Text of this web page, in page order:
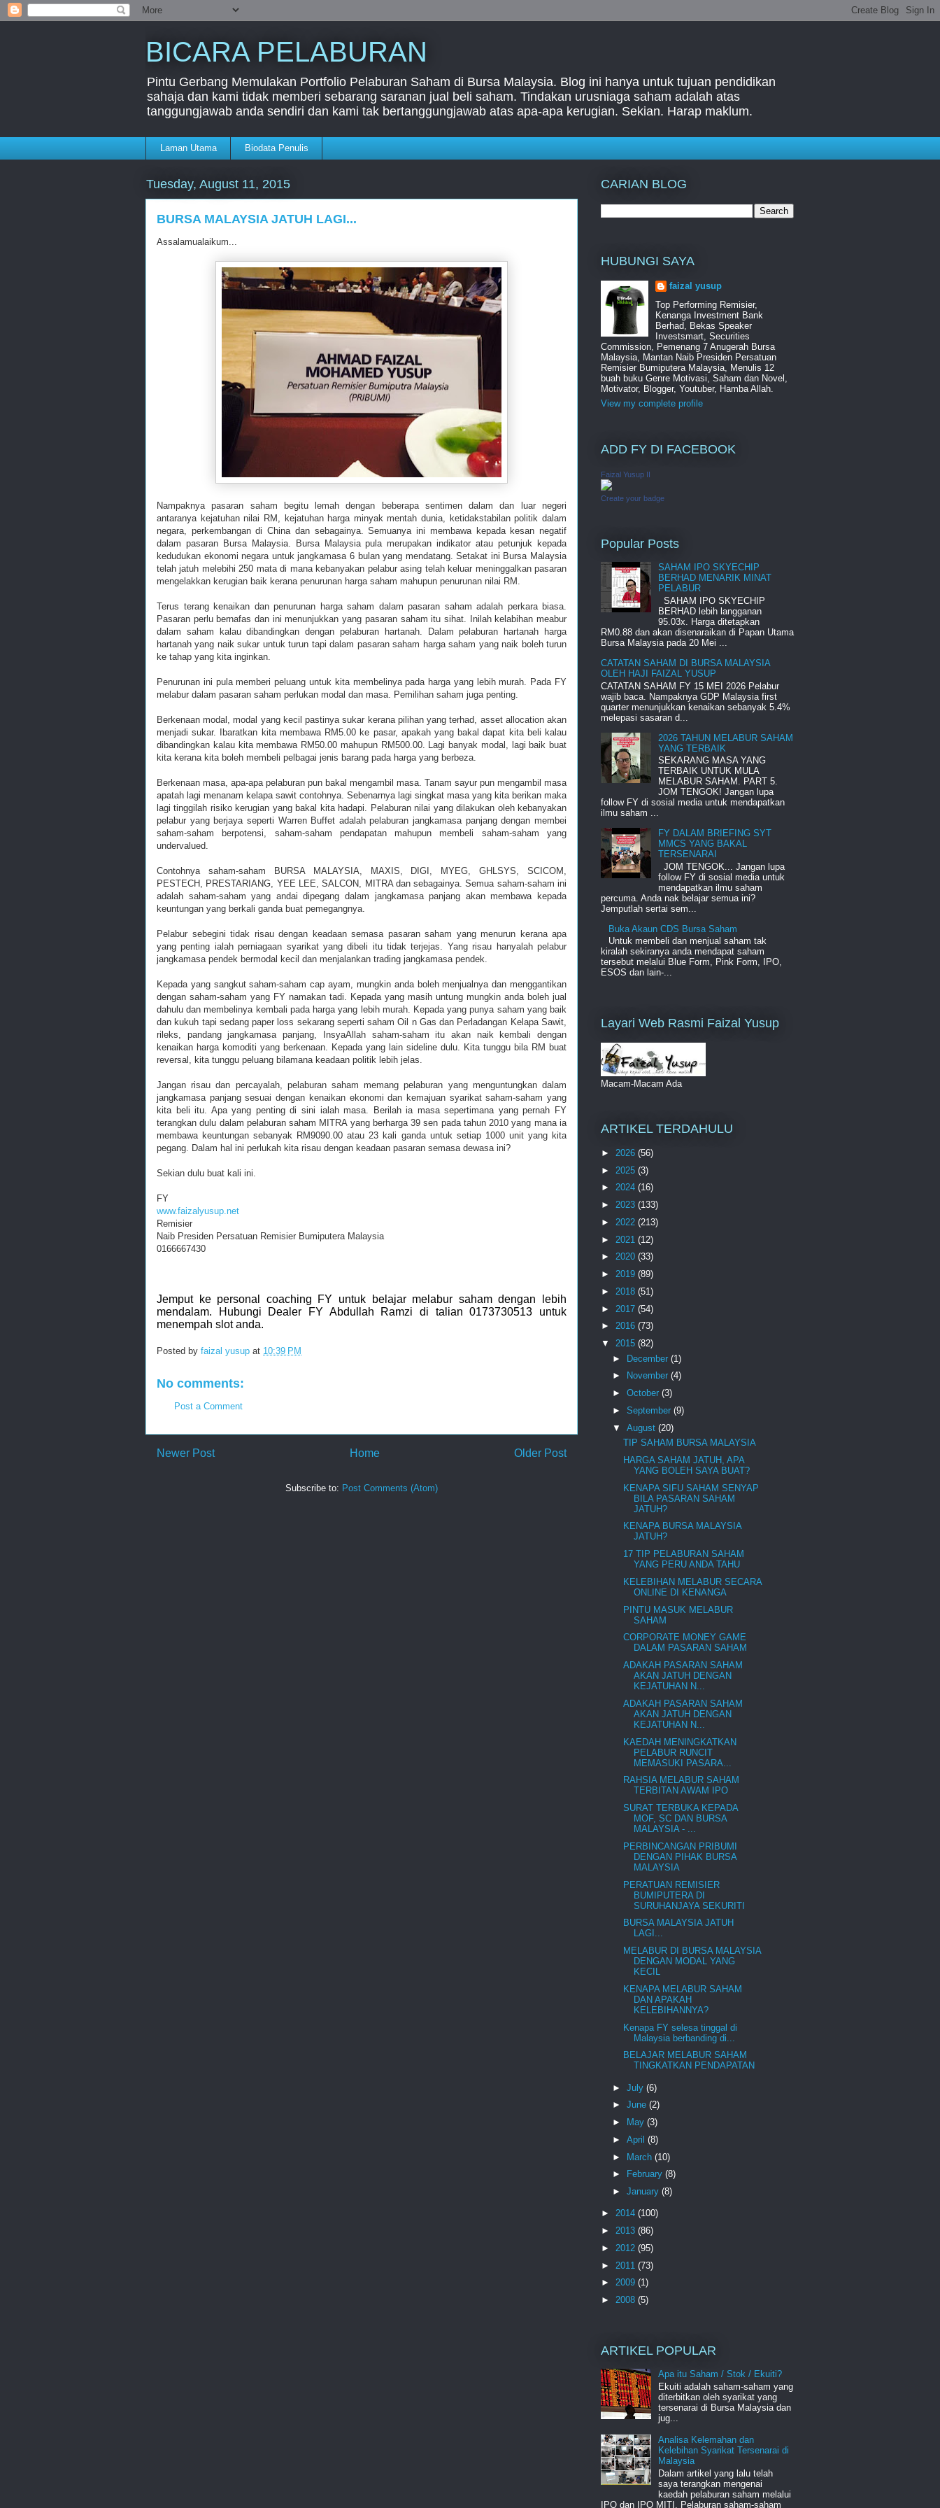
BICARA PELABURAN
Pintu Gerbang Memulakan Portfolio Pelaburan Saham di Bursa Malaysia. Blog ini hanya untuk tujuan pendidikan
sahaja dan kami tidak memberi sebarang saranan jual beli saham. Tindakan urusniaga saham adalah atas
tanggungjawab anda sendiri dan kami tak bertanggungjawab atas apa-apa kerugian. Sekian. Harap maklum.
Laman Utama Biodata Penulis
Tuesday, August 11, 2015
BURSA MALAYSIA JATUH LAGI...
Assalamualaikum...
Nampaknya pasaran saham begitu lemah dengan beberapa sentimen dalam dan luar negeri
antaranya kejatuhan nilai RM, kejatuhan harga minyak mentah dunia, ketidakstabilan politik dalam
negara, perkembangan di China dan sebagainya. Semuanya ini membawa kepada kesan negatif
dalam pasaran Bursa Malaysia. Bursa Malaysia pula merupakan indikator atau petunjuk kepada
kedudukan ekonomi negara untuk jangkamasa 6 bulan yang mendatang. Setakat ini Bursa Malaysia
telah jatuh melebihi 250 mata di mana kebanyakan pelabur asing telah keluar meninggalkan pasaran
mengelakkan kerugian baik kerana penurunan harga saham mahupun penurunan nilai RM.
Terus terang kenaikan dan penurunan harga saham dalam pasaran saham adalah perkara biasa.
Pasaran perlu bernafas dan ini menunjukkan yang pasaran saham itu sihat. Inilah kelabihan meabur
dalam saham kalau dibandingkan dengan pelaburan hartanah. Dalam pelaburan hartanah harga
hartanah yang naik sukar untuk turun tapi dalam pasaran saham harga saham yang naik boleh turun
ke tahap yang kita inginkan.
Penurunan ini pula memberi peluang untuk kita membelinya pada harga yang lebih murah. Pada FY
melabur dalam pasaran saham perlukan modal dan masa. Pemilihan saham juga penting.
Berkenaan modal, modal yang kecil pastinya sukar kerana pilihan yang terhad, asset allocation akan
menjadi sukar. Ibaratkan kita membawa RM5.00 ke pasar, apakah yang bakal dapat kita beli kalau
dibandingkan kalau kita membawa RM50.00 mahupun RM500.00. Lagi banyak modal, lagi baik buat
kita kerana kita boleh membeli pelbagai jenis barang pada harga yang berbeza.
Berkenaan masa, apa-apa pelaburan pun bakal mengambil masa. Tanam sayur pun mengambil masa
apatah lagi menanam kelapa sawit contohnya. Sebenarnya lagi singkat masa yang kita berikan maka
lagi tinggilah risiko kerugian yang bakal kita hadapi. Pelaburan nilai yang dilakukan oleh kebanyakan
pelabur yang berjaya seperti Warren Buffet adalah pelaburan jangkamasa panjang dengan membei
saham-saham berpotensi, saham-saham pendapatan mahupun membeli saham-saham yang
undervalued.
Contohnya saham-saham BURSA MALAYSIA, MAXIS, DIGI, MYEG, GHLSYS, SCICOM,
PESTECH, PRESTARIANG, YEE LEE, SALCON, MITRA dan sebagainya. Semua saham-saham ini
adalah saham-saham yang andai dipegang dalam jangkamasa panjang akan membawa kepada
keuntungan yang berkali ganda buat pemegangnya.
Pelabur sebegini tidak risau dengan keadaan semasa pasaran saham yang menurun kerana apa
yang penting ialah perniagaan syarikat yang dibeli itu tidak terjejas. Yang risau hanyalah pelabur
jangkamasa pendek bermodal kecil dan menjalankan trading jangkamasa pendek.
Kepada yang sangkut saham-saham cap ayam, mungkin anda boleh menjualnya dan menggantikan
dengan saham-saham yang FY namakan tadi. Kepada yang masih untung mungkin anda boleh jual
dahulu dan membelinya kembali pada harga yang lebih murah. Kepada yang punya saham yang baik
dan kukuh tapi sedang paper loss sekarang seperti saham Oil n Gas dan Perladangan Kelapa Sawit,
rileks, pandang jangkamasa panjang, InsyaAllah saham-saham itu akan naik kembali dengan
kenaikan harga komoditi yang berkenaan. Kepada yang lain sideline dulu. Kita tunggu bila RM buat
reversal, kita tunggu peluang bilamana keadaan politik lebih jelas.
Jangan risau dan percayalah, pelaburan saham memang pelaburan yang menguntungkan dalam
jangkamasa panjang sesuai dengan kenaikan ekonomi dan kemajuan syarikat saham-saham yang
kita beli itu. Apa yang penting di sini ialah masa. Berilah ia masa sepertimana yang pernah FY
terangkan dulu dalam pelaburan saham MITRA yang berharga 39 sen pada tahun 2010 yang mana ia
membawa keuntungan sebanyak RM9090.00 atau 23 kali ganda untuk setiap 1000 unit yang kita
pegang. Dalam hal ini perlukah kita risau dengan keadaan pasaran semasa dewasa ini?
Sekian dulu buat kali ini.
FY
www.faizalyusup.net
Remisier
Naib Presiden Persatuan Remisier Bumiputera Malaysia
0166667430
Jemput ke personal coaching FY untuk belajar melabur saham dengan lebih
mendalam. Hubungi Dealer FY Abdullah Ramzi di talian 0173730513 untuk
menempah slot anda.
Posted by faizal yusup at 10:39 PM
No comments:
Post a Comment
Newer Post Older Post
Home
Subscribe to: Post Comments (Atom)
CARIAN BLOG
HUBUNGI SAYA
faizal yusup
Top Performing Remisier,
Kenanga Investment Bank
Berhad, Bekas Speaker
Investsmart, Securities
Commission, Pemenang 7 Anugerah Bursa
Malaysia, Mantan Naib Presiden Persatuan
Remisier Bumiputera Malaysia, Menulis 12
buah buku Genre Motivasi, Saham dan Novel,
Motivator, Blogger, Youtuber, Hamba Allah.
View my complete profile
ADD FY DI FACEBOOK
Faizal Yusup II
Create your badge
Popular Posts
SAHAM IPO SKYECHIP
BERHAD MENARIK MINAT
PELABUR
SAHAM IPO SKYECHIP
BERHAD lebih langganan
95.03x. Harga ditetapkan
RM0.88 dan akan disenaraikan di Papan Utama
Bursa Malaysia pada 20 Mei ...
CATATAN SAHAM DI BURSA MALAYSIA
OLEH HAJI FAIZAL YUSUP
CATATAN SAHAM FY 15 MEI 2026 Pelabur
wajib baca. Nampaknya GDP Malaysia first
quarter menunjukkan kenaikan sebanyak 5.4%
melepasi sasaran d...
2026 TAHUN MELABUR SAHAM
YANG TERBAIK
SEKARANG MASA YANG
TERBAIK UNTUK MULA
MELABUR SAHAM. PART 5.
JOM TENGOK! Jangan lupa
follow FY di sosial media untuk mendapatkan
ilmu saham ...
FY DALAM BRIEFING SYT
MMCS YANG BAKAL
TERSENARAI
JOM TENGOK... Jangan lupa
follow FY di sosial media untuk
mendapatkan ilmu saham
percuma. Anda nak belajar semua ini?
Jemputlah sertai sem...
Buka Akaun CDS Bursa Saham
Untuk membeli dan menjual saham tak
kiralah sekiranya anda mendapat saham
tersebut melalui Blue Form, Pink Form, IPO,
ESOS dan lain-...
Layari Web Rasmi Faizal Yusup
Macam-Macam Ada
ARTIKEL TERDAHULU
► 2026 (56)
► 2025 (3)
► 2024 (16)
► 2023 (133)
► 2022 (213)
► 2021 (12)
► 2020 (33)
► 2019 (89)
► 2018 (51)
► 2017 (54)
► 2016 (73)
▼ 2015 (82)
► December (1)
►
November (4)
► October (3)
► September (9)
▼ August (20)
TIP SAHAM BURSA MALAYSIA
HARGA SAHAM JATUH, APA
YANG BOLEH SAYA BUAT?
KENAPA SIFU SAHAM SENYAP
BILA PASARAN SAHAM
JATUH?
KENAPA BURSA MALAYSIA
JATUH?
17 TIP PELABURAN SAHAM
YANG PERU ANDA TAHU
KELEBIHAN MELABUR SECARA
ONLINE DI KENANGA
PINTU MASUK MELABUR
SAHAM
CORPORATE MONEY GAME
DALAM PASARAN SAHAM
ADAKAH PASARAN SAHAM
AKAN JATUH DENGAN
KEJATUHAN N...
ADAKAH PASARAN SAHAM
AKAN JATUH DENGAN
KEJATUHAN N...
KAEDAH MENINGKATKAN
PELABUR RUNCIT
MEMASUKI PASARA...
RAHSIA MELABUR SAHAM
TERBITAN AWAM IPO
SURAT TERBUKA KEPADA
MOF, SC DAN BURSA
MALAYSIA - ...
PERBINCANGAN PRIBUMI
DENGAN PIHAK BURSA
MALAYSIA
PERATUAN REMISIER
BUMIPUTERA DI
SURUHANJAYA SEKURITI
BURSA MALAYSIA JATUH
LAGI...
MELABUR DI BURSA MALAYSIA
DENGAN MODAL YANG
KECIL
KENAPA MELABUR SAHAM
DAN APAKAH
KELEBIHANNYA?
Kenapa FY selesa tinggal di
Malaysia berbanding di...
BELAJAR MELABUR SAHAM
TINGKATKAN PENDAPATAN
► July (6)
► June (2)
►
May (3)
► April (8)
► March (10)
►
February (8)
► January (8)
► 2014 (100)
► 2013 (86)
► 2012 (95)
► 2011 (73)
► 2009 (1)
► 2008 (5)
ARTIKEL POPULAR
Apa itu Saham / Stok / Ekuiti?
Ekuiti adalah saham-saham yang
diterbitkan oleh syarikat yang
tersenarai di Bursa Malaysia dan
jug...
Analisa Kelemahan dan
Kelebihan Syarikat Tersenarai di
Malaysia
Dalam artikel yang lalu telah
saya terangkan mengenai
kaedah pelaburan saham melalui
IPO dan IPO MITI. Pelaburan saham-saham